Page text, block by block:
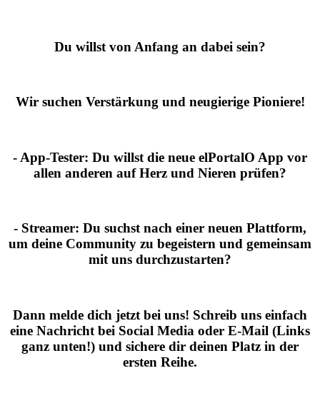
Du willst von Anfang an dabei sein?
Wir suchen Verstärkung und neugierige Pioniere!
- App-Tester: Du willst die neue elPortalO App vor
allen anderen auf Herz und Nieren prüfen?
- Streamer: Du suchst nach einer neuen Plattform,
um deine Community zu begeistern und gemeinsam
mit uns durchzustarten?
Dann melde dich jetzt bei uns! Schreib uns einfach
eine Nachricht bei Social Media oder E-Mail (Links
ganz unten!) und sichere dir deinen Platz in der
ersten Reihe.